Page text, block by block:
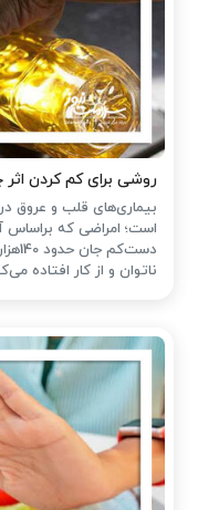
روشی برای کم کردن
بیماری‌های قلب و عروق
است؛ امراضی که براساس
ناتوان و از کار افتاده